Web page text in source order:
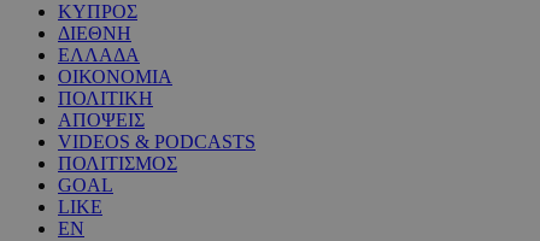
ΚΥΠΡΟΣ
ΔΙΕΘΝΗ
ΕΛΛΑΔΑ
ΟΙΚΟΝΟΜΙΑ
ΠΟΛΙΤΙΚΗ
ΑΠΟΨΕΙΣ
VIDEOS & PODCASTS
ΠΟΛΙΤΙΣΜΟΣ
GOAL
LIKE
EN